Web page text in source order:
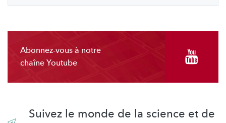
Abonnez-vous à notre
chaîne Youtube
Suivez le monde de la science et de